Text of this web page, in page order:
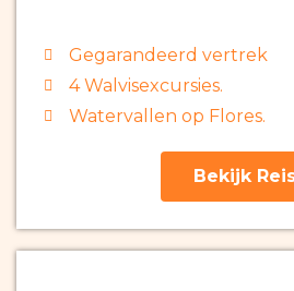
Gegarandeerd vertrek
4 Walvisexcursies.
Watervallen op Flores.
Bekijk